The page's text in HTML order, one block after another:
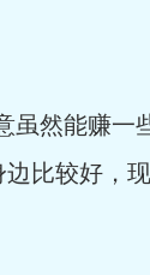
然能赚
比较好，